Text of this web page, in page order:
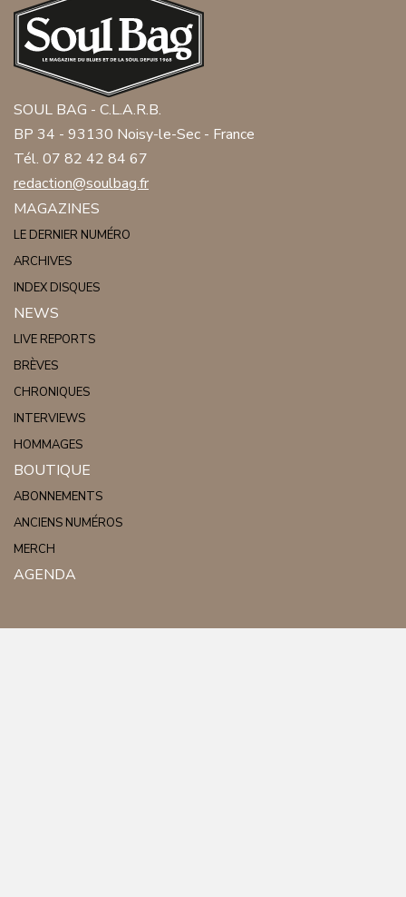
SOUL BAG - C.L.A.R.B.
BP 34 - 93130 Noisy-le-Sec - France
Tél. 07 82 42 84 67
redaction@soulbag.fr
MAGAZINES
LE DERNIER NUMÉRO
ARCHIVES
INDEX DISQUES
NEWS
LIVE REPORTS
BRÈVES
CHRONIQUES
INTERVIEWS
HOMMAGES
BOUTIQUE
ABONNEMENTS
ANCIENS NUMÉROS
MERCH
AGENDA